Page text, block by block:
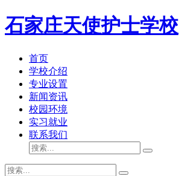
石家庄天使护士学校
首页
学校介绍
专业设置
新闻资讯
校园环境
实习就业
联系我们